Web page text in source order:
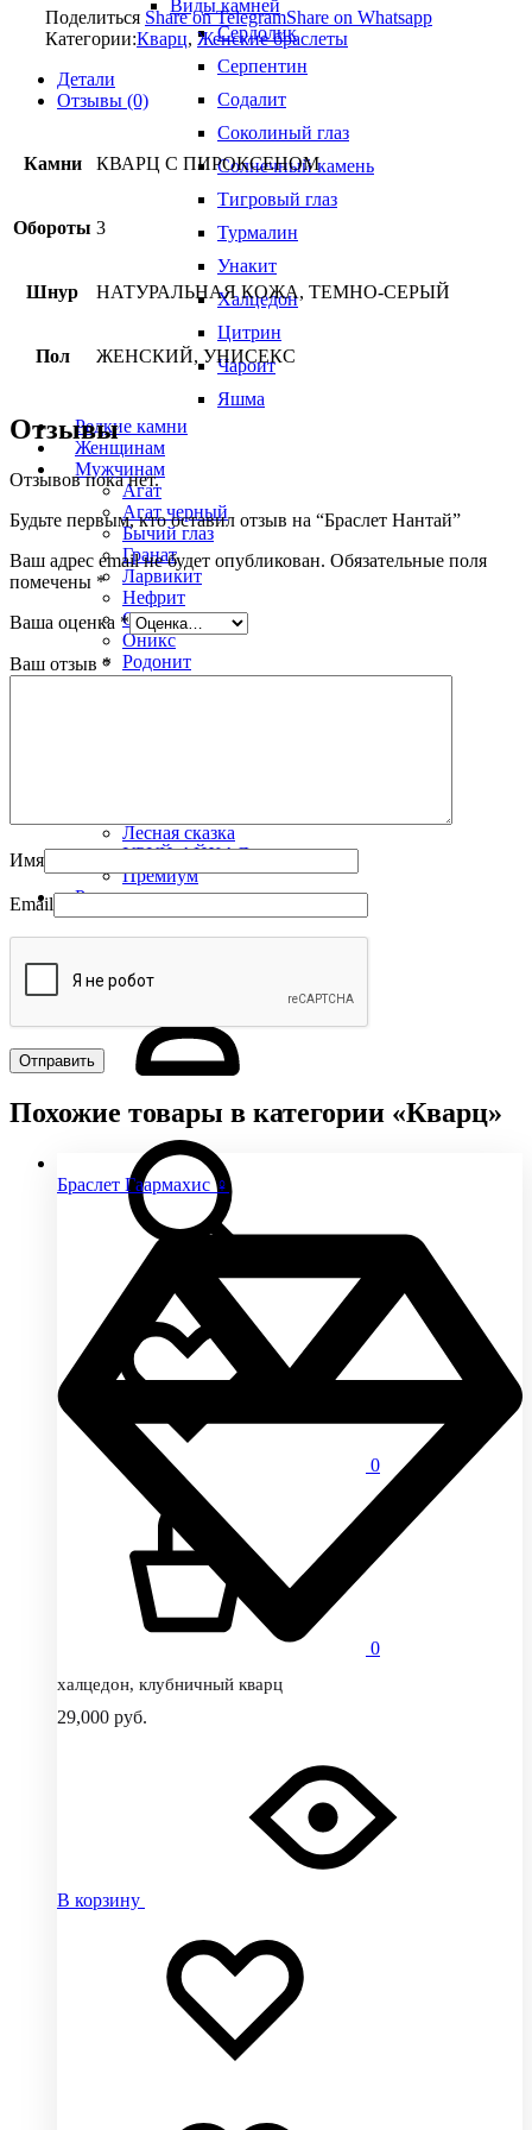
Виды камней
Сердолик
Серпентин
Содалит
Соколиный глаз
Солнечный камень
Тигровый глаз
Турмалин
Унакит
Халцедон
Цитрин
Чароит
Яшма
Редкие камни
Женщинам
Мужчинам
Агат
Агат черный
Бычий глаз
Гранат
Ларвикит
Нефрит
Обсидиан
Оникс
Родонит
Соколиный глаз
Лесная сказка
УРУЙ-АЙХАЛ
Премиум
Распродажа
0
0
Поделиться Share on TelegramShare on Whatsapp
Категории:Кварц, Женские браслеты
Детали
Отзывы (0)
Камни КВАРЦ С ПИРОКСЕНОМ
Обороты 3
Шнур НАТУРАЛЬНАЯ КОЖА, ТЕМНО-СЕРЫЙ
Пол ЖЕНСКИЙ, УНИСЕКС
Отзывы
Отзывов пока нет.
Будьте первым, кто оставил отзыв на “Браслет Нантай”
Ваш адрес email не будет опубликован. Обязательные поля
помечены *
Ваша оценка *
Ваш отзыв *
Имя
Email
Похожие товары в категории «Кварц»
Браслет Гаармахис ♀
халцедон, клубничный кварц
29,000 руб.
В корзину